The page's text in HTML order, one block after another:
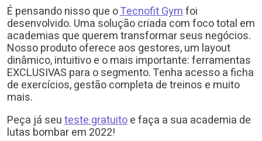
É pensando nisso que oTecnofit Gymfoi
desenvolvido. Uma solução criada com foco total em
academias que querem transformar seus negócios.
Nosso produto oferece aos gestores, um layout
dinâmico, intuitivo e o mais importante: ferramentas
EXCLUSIVAS para o segmento. Tenha acesso a ficha
de exercícios, gestão completa de treinos e muito
mais.
Peça já seuteste gratuitoe faça a sua academia de
lutas bombar em 2022!